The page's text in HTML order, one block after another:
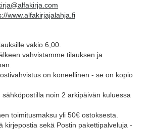
www.alfakirjajalahja.fi
vakio 6,00.
vahvistamme tilauksen ja
on koneellinen - se on kopio
noin 2 arkipäivän kuluessa
toimitusmaksu yli 50€ ostoksesta.
kirjepostia sekä Postin pakettipalveluja -